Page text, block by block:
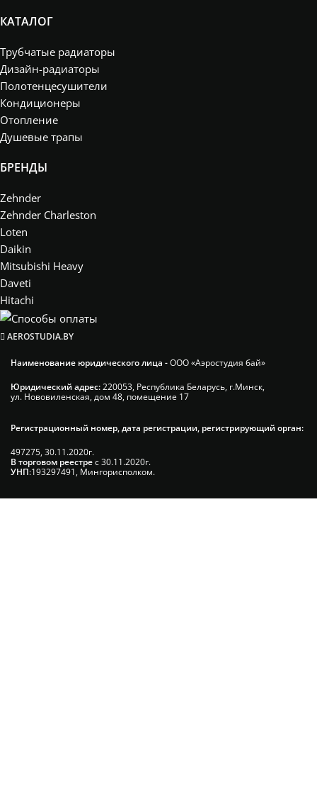
КАТАЛОГ
Трубчатые радиаторы
Дизайн-радиаторы
Полотенцесушители
Кондиционеры
Отопление
Душевые трапы
БРЕНДЫ
Zehnder
Zehnder Charleston
Loten
Daikin
Mitsubishi Heavy
Daveti
Hitachi
AEROSTUDIA.BY
Наименование юридического лица -ООО «Аэростудия бай»
Юридический адрес:220053, Республика Беларусь, г.Минск,
ул. Нововиленская, дом 48, помещение 17
Регистрационный номер, дата регистрации, регистрирующий орган:
497275, 30.11.2020г.
В торговом реестрес 30.11.2020г.
УНП:193297491, Мингорисполком.